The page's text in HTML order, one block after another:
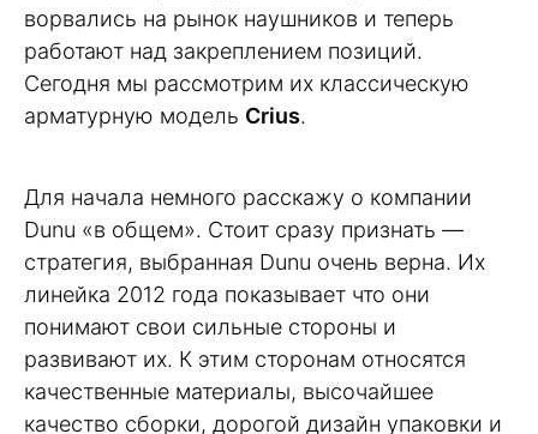
ворвались на рынок наушников и теперь
работают над закреплением позиций.
Сегодня мы рассмотрим их классическую
арматурную модель Crius.
Для начала немного расскажу о компании
Dunu «в общем». Стоит сразу признать —
стратегия, выбранная Dunu очень верна. Их
линейка 2012 года показывает что они
понимают свои сильные стороны и
развивают их. К этим сторонам относятся
качественные материалы, высочайшее
качество сборки, дорогой дизайн упаковки и